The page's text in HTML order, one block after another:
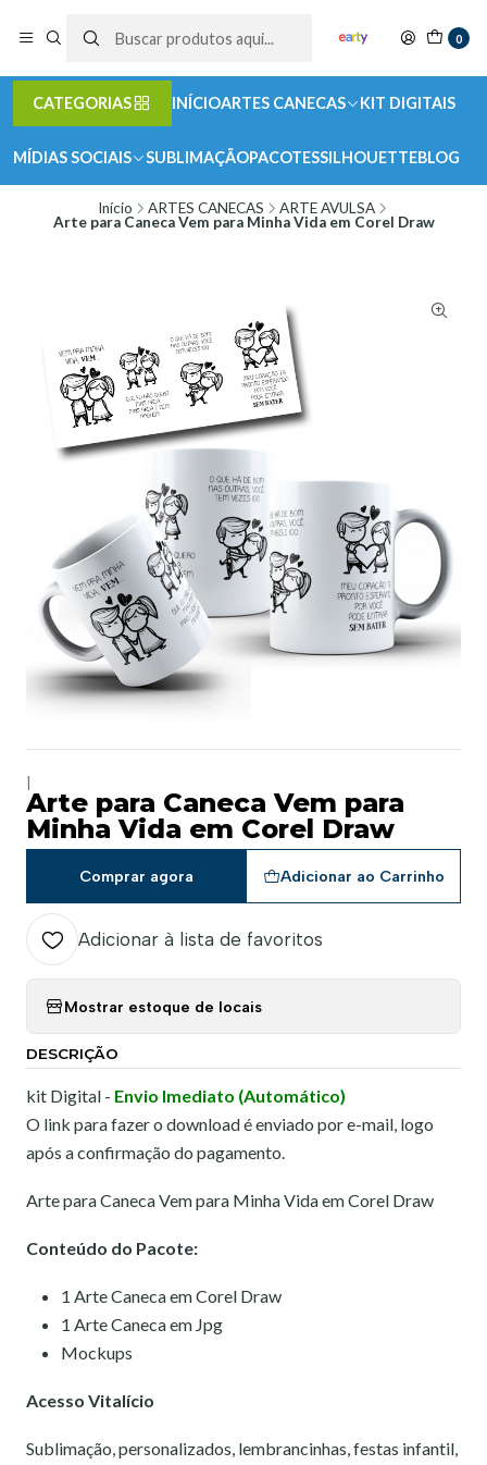
0
CATEGORIAS INÍCIOARTES CANECAS KIT DIGITAIS
MÍDIAS SOCIAIS SUBLIMAÇÃOPACOTESSILHOUETTEBLOG
Início ARTES CANECAS
ARTE AVULSA
Arte para Caneca Vem para Minha Vida em Corel Draw
Arte para Caneca Vem para
Minha Vida em Corel Draw
Adicionar ao Carrinho
Comprar agora
Adicionar à lista de favoritos
Mostrar estoque de locais
DESCRIÇÃO
kit Digital - Envio Imediato (Automático)
O link para fazer o download é enviado por e-mail, logo
após a confirmação do pagamento.
Arte para Caneca Vem para Minha Vida em Corel Draw
Conteúdo do Pacote:
1 Arte Caneca em Corel Draw
1 Arte Caneca em Jpg
Mockups
Acesso Vitalício
Sublimação, personalizados, lembrancinhas, festas infantil,